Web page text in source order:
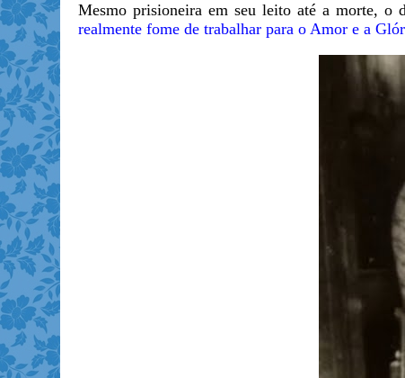
Mesmo prisioneira em seu leito até a morte, o
realmente fome de trabalhar para o Amor e a